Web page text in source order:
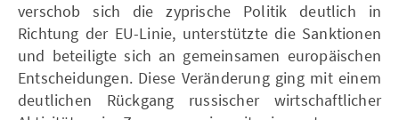
verschob sich die zyprische Politik deutlich in
Richtung der EU-Linie, unterstützte die Sanktionen
und beteiligte sich an gemeinsamen europäischen
Entscheidungen. Diese Veränderung ging mit einem
deutlichen Rückgang russischer wirtschaftlicher